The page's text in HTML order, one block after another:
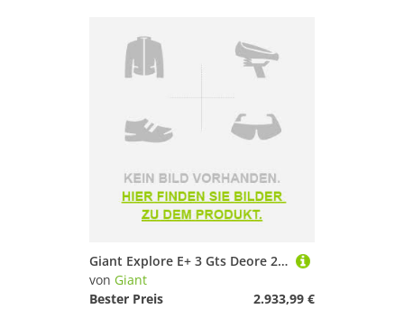
Giant Explore E+ 3 Gts Deore 2026 Electric Bike Braun M / 625Wh
von Giant
Bester Preis
2.933,99 €